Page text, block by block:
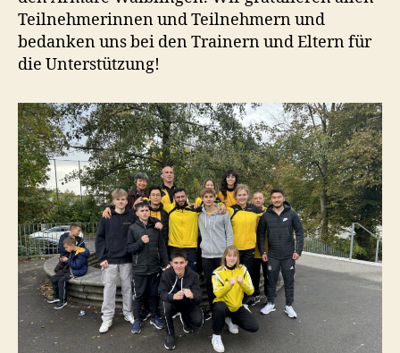
Teilnehmerinnen und Teilnehmern und
bedanken uns bei den Trainern und Eltern für
die Unterstützung!